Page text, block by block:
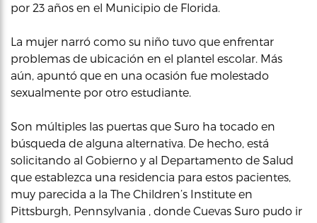
por 23 años en el Municipio de Florida.
La mujer narró como su niño tuvo que enfrentar
problemas de ubicación en el plantel escolar. Más
aún, apuntó que en una ocasión fue molestado
sexualmente por otro estudiante.
Son múltiples las puertas que Suro ha tocado en
búsqueda de alguna alternativa. De hecho, está
solicitando al Gobierno y al Departamento de Salud
que establezca una residencia para estos pacientes,
muy parecida a la The Children’s Institute en
Pittsburgh, Pennsylvania , donde Cuevas Suro pudo ir